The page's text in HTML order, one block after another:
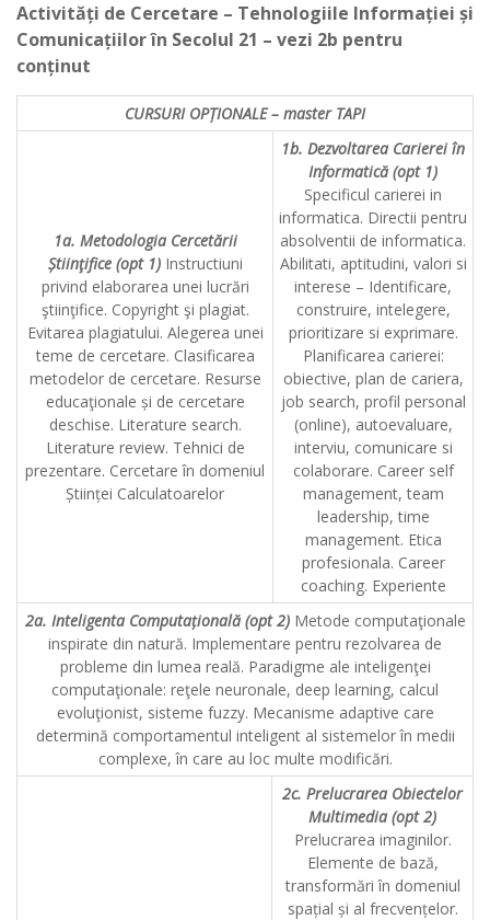
Activități de Cercetare – Tehnologiile Informației și
Comunicațiilor în Secolul 21 – vezi 2b pentru
conținut
CURSURI OPȚIONALE – master TAPI
1a. Metodologia Cercetării
Știinţifice (opt 1) Instructiuni
privind elaborarea unei lucrări
ştiinţifice. Copyright şi plagiat.
Evitarea plagiatului. Alegerea unei
teme de cercetare. Clasificarea
metodelor de cercetare. Resurse
educaţionale și de cercetare
deschise. Literature search.
Literature review. Tehnici de
prezentare. Cercetare în domeniul
Științei Calculatoarelor
1b. Dezvoltarea Carierei în
Informatică (opt 1)
Specificul carierei in
informatica. Directii pentru
absolventii de informatica.
Abilitati, aptitudini, valori si
interese – Identificare,
construire, intelegere,
prioritizare si exprimare.
Planificarea carierei:
obiective, plan de cariera,
job search, profil personal
(online), autoevaluare,
interviu, comunicare si
colaborare. Career self
management, team
leadership, time
management. Etica
profesionala. Career
coaching. Experiente
2a. Inteligenta Computațională (opt 2) Metode computaţionale
inspirate din natură. Implementare pentru rezolvarea de
probleme din lumea reală. Paradigme ale inteligenţei
computaţionale: reţele neuronale, deep learning, calcul
evoluţionist, sisteme fuzzy. Mecanisme adaptive care
determină comportamentul inteligent al sistemelor în medii
complexe, în care au loc multe modificări.
2c. Prelucrarea Obiectelor
Multimedia (opt 2)
Prelucrarea imaginilor.
Elemente de bază,
transformări în domeniul
spațial și al frecvențelor.